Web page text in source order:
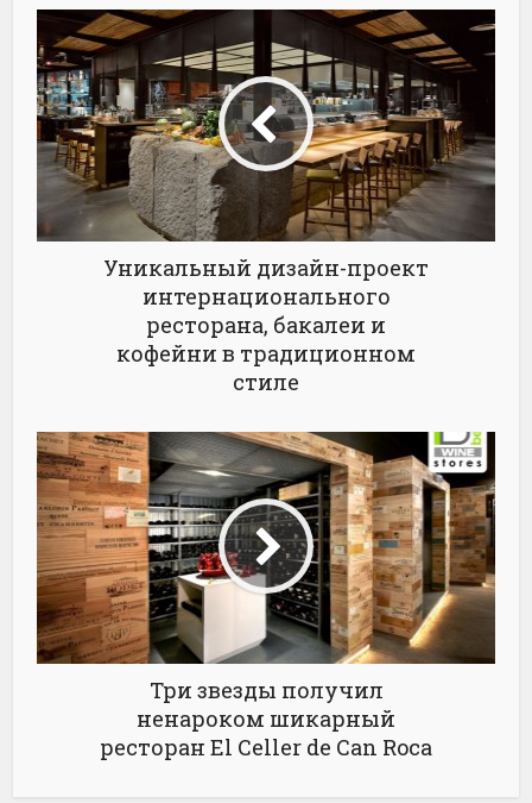
Уникальный дизайн-проект
интернационального
ресторана, бакалеи и
кофейни в традиционном
стиле
Три звезды получил
ненароком шикарный
ресторан El Celler de Can Roca